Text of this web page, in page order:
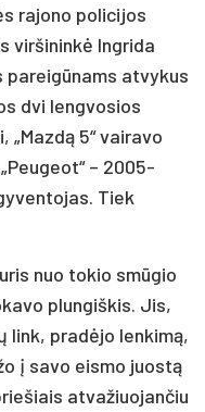
rajono policijos
viršininkė Ingrida
atvykus
dvi lengvosios
5“ vairavo
– 2005-
Tiek
nuo tokio smūgio
plungiškis. Jis,
link, pradėjo lenkimą,
į savo eismo juostą
atvažiuojančiu